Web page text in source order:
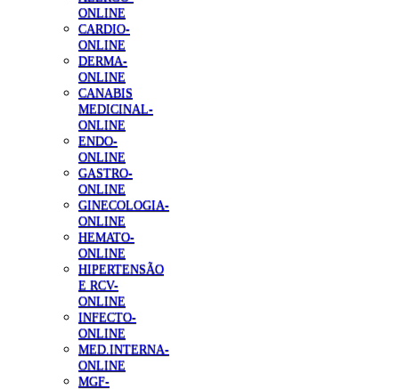
ONLINE
CARDIO-
ONLINE
DERMA-
ONLINE
CANABIS
MEDICINAL-
ONLINE
ENDO-
ONLINE
GASTRO-
ONLINE
GINECOLOGIA-
ONLINE
HEMATO-
ONLINE
HIPERTENSÃO
E RCV-
ONLINE
INFECTO-
ONLINE
MED.INTERNA-
ONLINE
MGF-